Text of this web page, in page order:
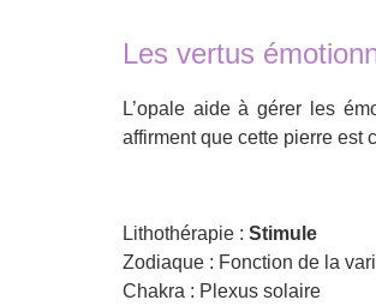
Les vertus
L’opale aide à gérer les
affirment que cette pierre est
Lithothérapie : Stimule
Zodiaque : Fonction de la
Chakra : Plexus solaire